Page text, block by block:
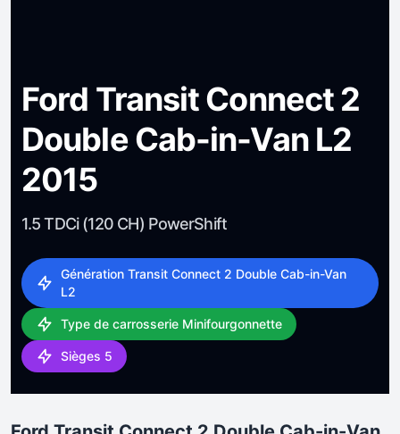
Ford Transit Connect 2
Double Cab-in-Van L2
2015
1.5 TDCi (120 CH) PowerShift
Génération Transit Connect 2 Double Cab-in-Van
L2
Type de carrosserie Minifourgonnette
Sièges 5